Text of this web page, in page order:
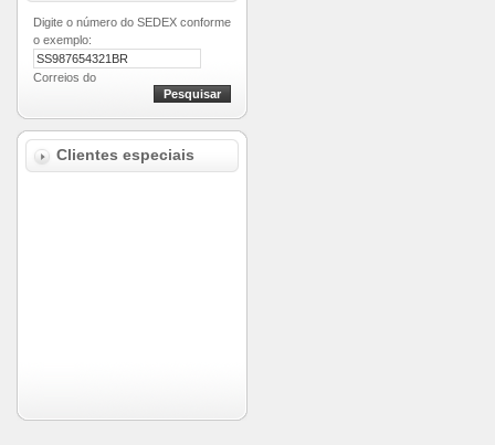
Digite o número do SEDEX conforme
o exemplo:
Clientes especiais